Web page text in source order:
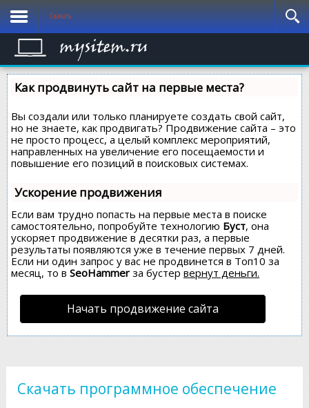
Скачать
Компьютер
Активация
Xbox
Как продвинуть сайт на первые места?
Вы создали или только планируете создать свой сайт,
но не знаете, как продвигать? Продвижение сайта – это
не просто процесс, а целый комплекс мероприятий,
направленных на увеличение его посещаемости и
повышение его позиций в поисковых системах.
Ускорение продвижения
Если вам трудно попасть на первые места в поиске
самостоятельно, попробуйте технологию Буст, она
ускоряет продвижение в десятки раз, а первые
результаты появляются уже в течение первых 7 дней.
Если ни один запрос у вас не продвинется в Топ10 за
месяц, то в SeoHammer за бустер вернут деньги.
Начать продвижение сайта
Скачать программное обеспечение